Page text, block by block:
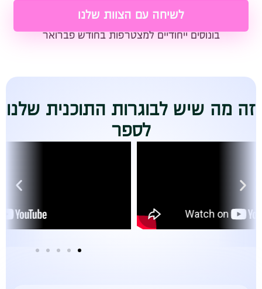
לשיחה עם הצוות שלנו
בונוסים ייחודיים למצטרפות בחודש פברואר
זה מה שיש לבוגרות התוכנית שלנו
לספר